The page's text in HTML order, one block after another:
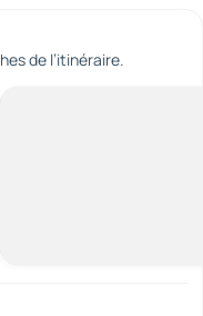
de l’itinéraire.